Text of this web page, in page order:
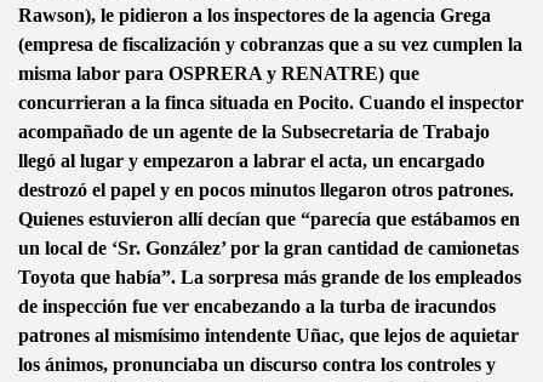
Rawson), le pidieron a los inspectores de la agencia Grega
(empresa de fiscalización y cobranzas que a su vez cumplen la
misma labor para OSPRERA y RENATRE) que
concurrieran a la finca situada en Pocito. Cuando el inspector
acompañado de un agente de la Subsecretaria de Trabajo
llegó al lugar y empezaron a labrar el acta, un encargado
destrozó el papel y en pocos minutos llegaron otros patrones.
Quienes estuvieron allí decían que “parecía que estábamos en
un local de ‘Sr. González’ por la gran cantidad de camionetas
Toyota que había”. La sorpresa más grande de los empleados
de inspección fue ver encabezando a la turba de iracundos
patrones al mismísimo intendente Uñac, que lejos de aquietar
los ánimos, pronunciaba un discurso contra los controles y